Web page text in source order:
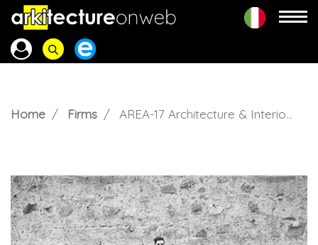
Home Firms AREA-17 Architecture & Interiors